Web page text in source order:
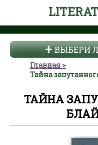
ВЫБЕРИ
Главная
Тайна
ТАЙНА